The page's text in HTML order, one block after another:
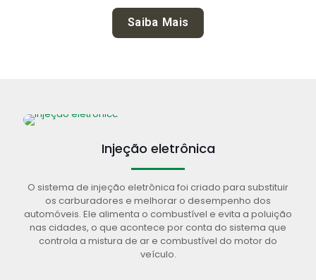
Saiba Mais
Injeção eletrônica
O sistema de injeção eletrônica foi criado para substituir
os carburadores e melhorar o desempenho dos
automóveis. Ele alimenta o combustível e evita a poluição
nas cidades, o que acontece por conta do sistema que
controla a mistura de ar e combustível do motor do
veículo.